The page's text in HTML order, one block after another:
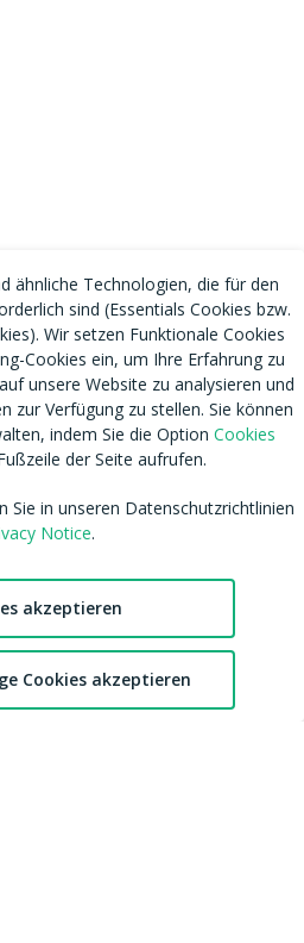
Favoriten
Cookies verwalten
ähnliche Technologien, die für den
sind (Essentials Cookies bzw.
Wir setzen Funktionale Cookies
Cookies ein, um Ihre Erfahrung zu
unsere Website zu analysieren und
zur Verfügung zu stellen. Sie können
indem Sie die Option Cookies
der Seite aufrufen.
in unseren Datenschutzrichtlinien
Notice.
akzeptieren
Cookies akzeptieren